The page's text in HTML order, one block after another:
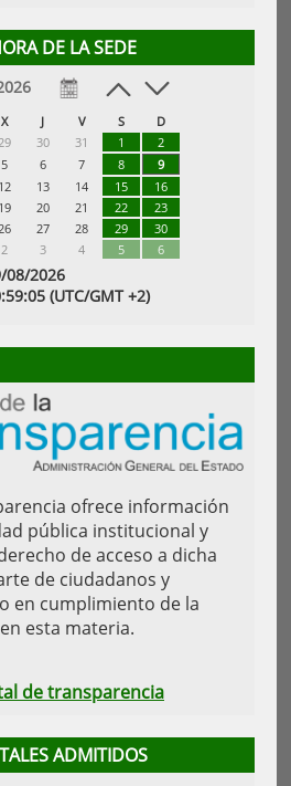
DE LA SEDE
X J V S
D
30 31 1
2
5 6 7 8
9
12 13 14 15
16
19 20 21 22
23
27 28 29
30
2 3 4 5 6
08/2026
59:05 (UTC/GMT +2)
ofrece información
pública institucional y
de acceso a dicha
de ciudadanos y
en cumplimiento de la
esta materia.
de transparencia
ADMITIDOS